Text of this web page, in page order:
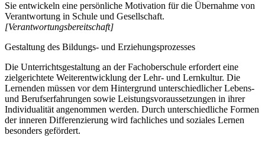
Sie entwickeln eine persönliche Motivation für die Übernahme von
Verantwortung in Schule und Gesellschaft.
[Verantwortungsbereitschaft]
Gestaltung des Bildungs- und Erziehungsprozesses
Die Unterrichtsgestaltung an der Fachoberschule erfordert eine
zielgerichtete Weiterentwicklung der Lehr- und Lernkultur. Die
Lernenden müssen vor dem Hintergrund unterschiedlicher Lebens-
und Berufserfahrungen sowie Leistungsvoraussetzungen in ihrer
Individualität angenommen werden. Durch unterschiedliche Formen
der inneren Differenzierung wird fachliches und soziales Lernen
besonders gefördert.